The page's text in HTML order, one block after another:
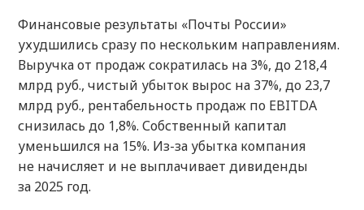
Финансовые результаты «Почты России»
ухудшились сразу по нескольким направлениям.
Выручка от продаж сократилась на 3%, до 218,4
млрд руб., чистый убыток вырос на 37%, до 23,7
млрд руб., рентабельность продаж по EBITDA
снизилась до 1,8%. Собственный капитал
уменьшился на 15%. Из-за убытка компания
не начисляет и не выплачивает дивиденды
за 2025 год.